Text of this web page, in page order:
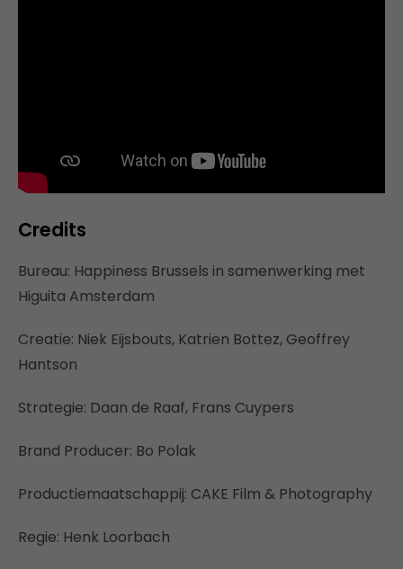
Credits
Bureau: Happiness Brussels in samenwerking met
Higuita Amsterdam
Creatie: Niek Eijsbouts, Katrien Bottez, Geoffrey
Hantson
Strategie: Daan de Raaf, Frans Cuypers
Brand Producer: Bo Polak
Productiemaatschappij: CAKE Film & Photography
Regie: Henk Loorbach